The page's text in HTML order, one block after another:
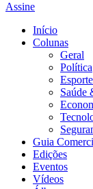
Assine
Início
Colunas
Geral
Política
Saúde
Guia
Edições
Eventos
Vídeos